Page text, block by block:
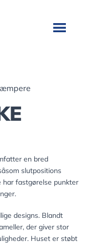
en bred
slutpositions
fastgørelse punkter
designs. Blandt
der giver stor
Huset er støbt